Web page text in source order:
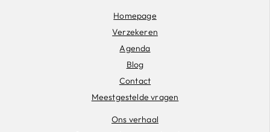
Homepage
Verzekeren
Agenda
Blog
Contact
Meestgestelde vragen
Ons verhaal